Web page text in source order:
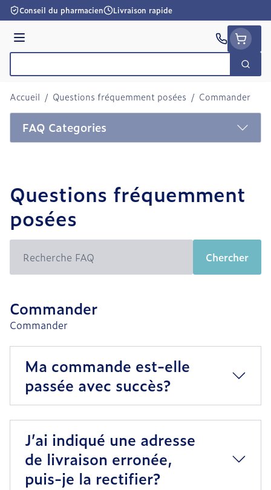
Aller au contenu
Conseil du pharmacien Livraison rapide
Menu
Accueil / Questions fréquemment posées / Commander
FAQ Categories
Questions fréquemment
posées
Chercher
Chercher
Commander
Commander
Ma commande est-elle
passée avec succès?
J’ai indiqué une adresse
de livraison erronée,
puis-je la rectifier?